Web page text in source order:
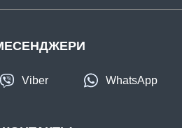
Viber WhatsApp